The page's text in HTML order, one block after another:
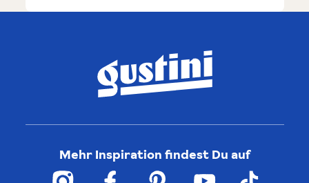
Mehr Inspiration findest Du auf